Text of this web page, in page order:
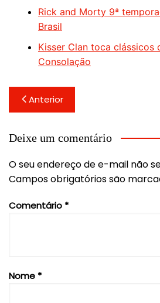
Rick and Morty 9ª
Brasil
Kisser Clan toca clássicos
Consolação
Navegação
de
Post
Anterior
Deixe um comentário
O seu endereço de e-mail não
Campos obrigatórios são
Comentário *
Nome *